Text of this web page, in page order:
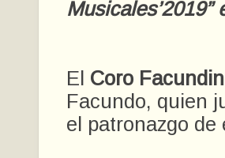
El Coro
Facundo, quien
el patronazgo de